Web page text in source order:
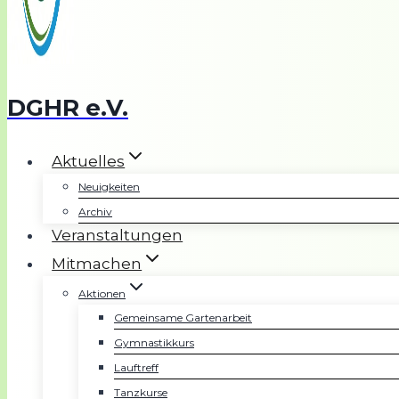
DGHR e.V.
Aktuelles
Neuigkeiten
Archiv
Veranstaltungen
Mitmachen
Aktionen
Gemeinsame Gartenarbeit
Gymnastikkurs
Lauftreff
Tanzkurse